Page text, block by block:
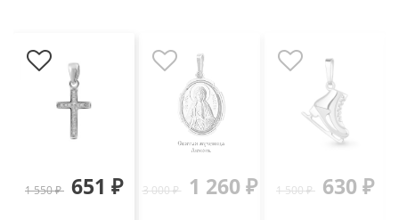
1 550 ₽ 651 ₽ 3 000 ₽ 1 260 ₽ 1 500 ₽ 630 ₽